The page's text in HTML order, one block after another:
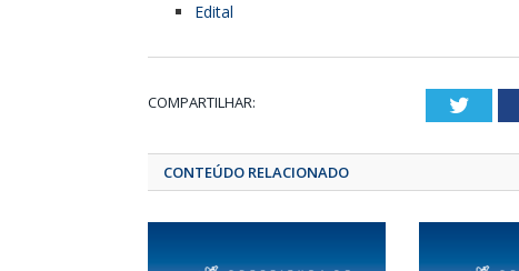
Edital
COMPARTILHAR:
CONTEÚDO RELACIONADO